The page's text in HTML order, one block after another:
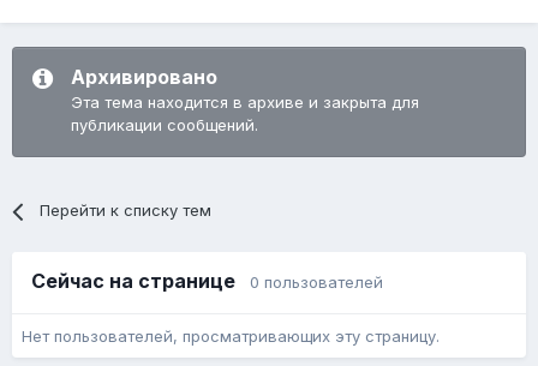
Архивировано
Эта тема находится в архиве и закрыта для
публикации сообщений.
Перейти к списку тем
Сейчас на странице 0 пользователей
Нет пользователей, просматривающих эту страницу.